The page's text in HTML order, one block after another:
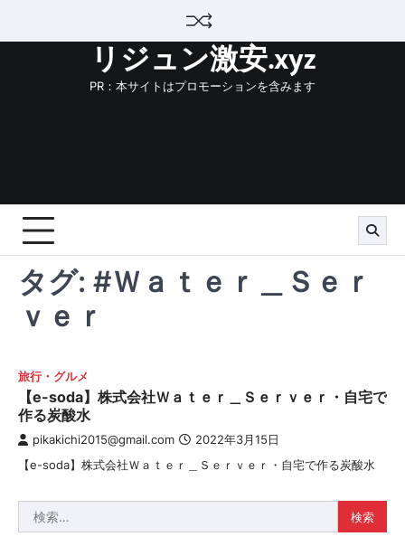
リジュン激安.xyz
PR：本サイトはプロモーションを含みます
タグ: #Ｗａｔｅｒ＿Ｓｅｒ
ｖｅｒ
旅行・グルメ
【e-soda】株式会社Ｗａｔｅｒ＿Ｓｅｒｖｅｒ・自宅で
作る炭酸水
pikakichi2015@gmail.com 2022年3月15日
【e-soda】株式会社Ｗａｔｅｒ＿Ｓｅｒｖｅｒ・自宅で作る炭酸水
索: